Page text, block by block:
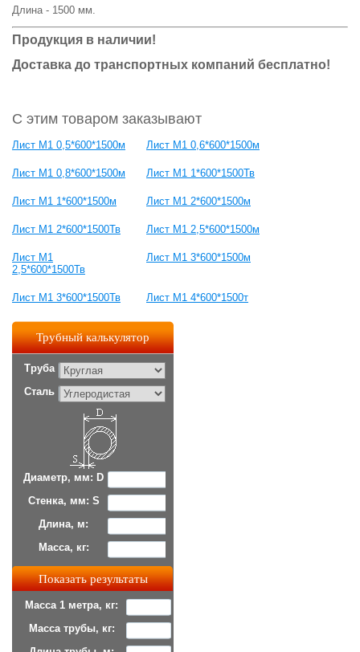
Длина - 1500 мм.
Продукция в наличии!
Доставка до транспортных компаний бесплатно!
С этим товаром заказывают
Лист М1 0,5*600*1500м Лист М1 0,6*600*1500м
Лист М1 0,8*600*1500м Лист М1 1*600*1500Тв
Лист М1 1*600*1500м Лист М1 2*600*1500м
Лист М1 2*600*1500Тв Лист М1 2,5*600*1500м
Лист М1
2,5*600*1500Тв
Лист М1 3*600*1500м
Лист М1 3*600*1500Тв Лист М1 4*600*1500т
Трубный калькулятор
Труба
Сталь
Диаметр, мм: D
Стенка, мм: S
Длина, м:
Масса, кг:
Масса 1 метра, кг:
Масса трубы, кг: